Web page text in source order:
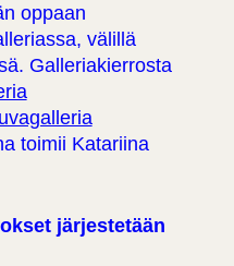
oppaan
välillä
Galleriakierrosta
toimii Katariina
järjestetään